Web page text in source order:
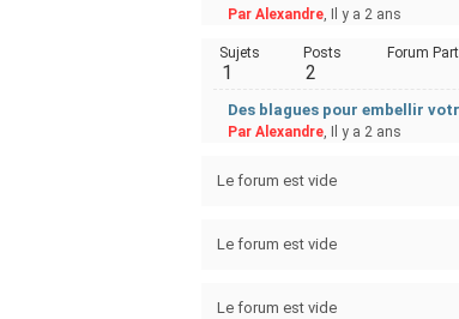
Par Alexandre, Il y a 2 ans
Sujets
1
Posts
2
Forum
Des blagues pour embellir
Par Alexandre, Il y a 2 ans
Le forum est vide
Le forum est vide
Le forum est vide